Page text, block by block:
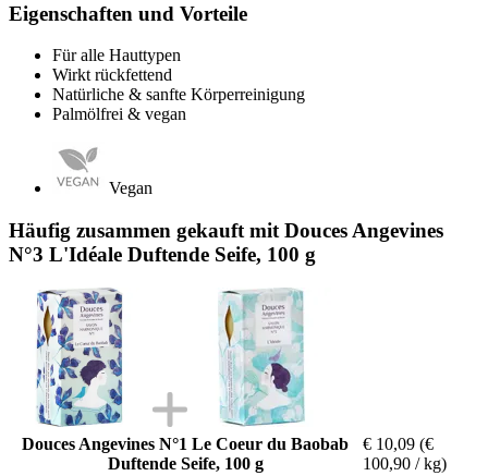
Eigenschaften und Vorteile
Für alle Hauttypen
Wirkt rückfettend
Natürliche & sanfte Körperreinigung
Palmölfrei & vegan
Vegan
Häufig zusammen gekauft mit Douces Angevines
N°3 L'Idéale Duftende Seife, 100 g
Douces Angevines N°1 Le Coeur du Baobab
Duftende Seife, 100 g
€ 10,09 (€
100,90 / kg)